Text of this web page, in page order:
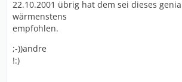
22.10.2001 übrig hat dem sei dieses
wärmenstens
empfohlen.
;-))andre
!:)